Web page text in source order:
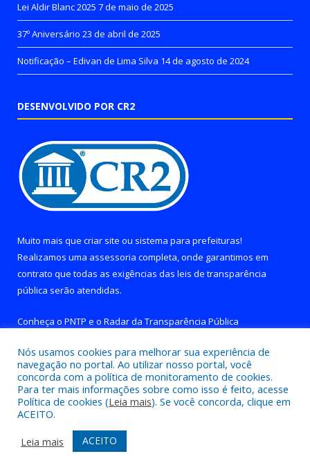
Lei Aldir Blanc 2025 7 de maio de 2025
37º Aniversário 23 de abril de 2025
Notificação – Edivan de Lima Silva 14 de agosto de 2024
DESENVOLVIDO POR CR2
Muito mais que criar site ou sistema para prefeituras!
Realizamos uma assessoria completa, onde garantimos em
contrato que todas as exigências das leis de transparência
pública serão atendidas.
Conheça o PNTP e o Radar da Transparência Pública
Todos os direitos reservados a Prefeitura de Brejo Grande do
Araguaia.
Mapa do Site
Acessar Área Administrativa
Acessar Webmail
Nós usamos cookies para melhorar sua experiência de
navegação no portal. Ao utilizar nosso portal, você
concorda com a política de monitoramento de cookies.
Para ter mais informações sobre como isso é feito, acesse
Política de cookies (Leia mais). Se você concorda, clique em
ACEITO.
Leia mais
ACEITO